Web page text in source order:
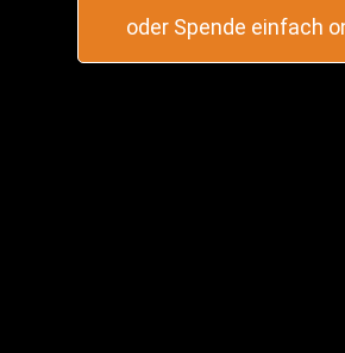
oder Spende einfach